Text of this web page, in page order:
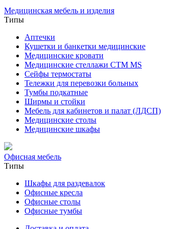
Медицинская мебель и изделия
Типы
Аптечки
Кушетки и банкетки медицинские
Медицинские кровати
Медицинские стеллажи CTM MS
Сейфы термостаты
Тележки для перевозки больных
Тумбы подкатные
Ширмы и стойки
Мебель для кабинетов и палат (ЛДСП)
Медицинские столы
Медицинские шкафы
Офисная мебель
Типы
Шкафы для раздевалок
Офисные кресла
Офисные столы
Офисные тумбы